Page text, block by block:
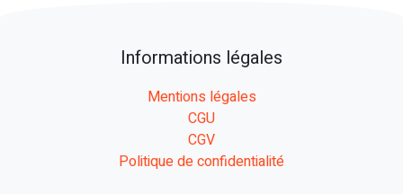
Informations légales
Mentions légales
CGU
CGV
Politique de confidentialité